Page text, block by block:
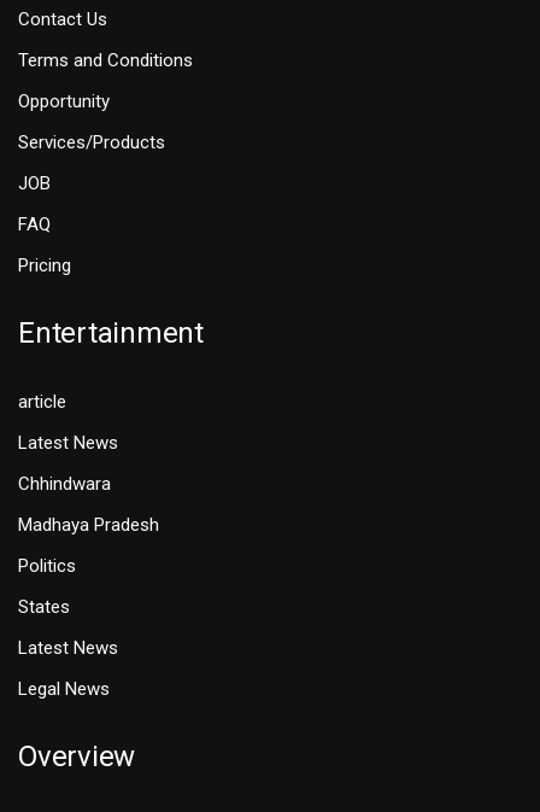
Contact Us
Terms and Conditions
Opportunity
Services/Products
JOB
FAQ
Pricing
Entertainment
article
Latest News
Chhindwara
Madhaya Pradesh
Politics
States
Latest News
Legal News
Overview